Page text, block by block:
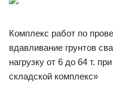
Комплекс работ по
вдавливание грунтов
нагрузку от 6 до 64 т.
складской комплекс»